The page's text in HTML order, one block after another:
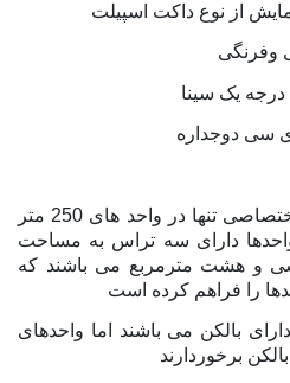
از نوع داکت اسپیلت
وفرنگی
یک سینا
سی دوجداره
سونا و جکوزی بطور اختصاصی تنها در واحد های 250 متر
دارای سه تراس به مساحت
و هشت مترمربع می باشند که
را فراهم کرده است
بالکن می باشند اما واحدهای